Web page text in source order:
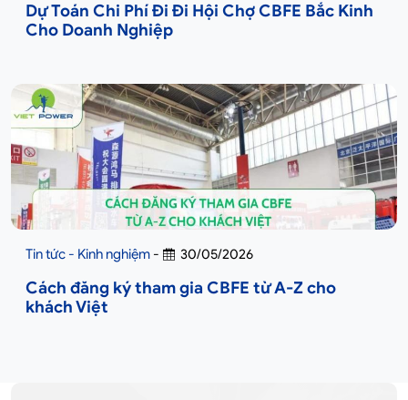
Dự Toán Chi Phí Đi Đi Hội Chợ CBFE Bắc Kinh
Cho Doanh Nghiệp
Tin tức - Kinh nghiệm - 30/05/2026
Cách đăng ký tham gia CBFE từ A-Z cho
khách Việt